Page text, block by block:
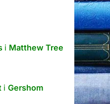
i Matthew Tree
i Gershom